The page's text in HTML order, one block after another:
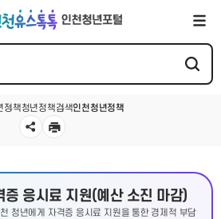
정책청년정책검색인천청년정책
증 응시료 지원(예산 소진 마감)
청년에게 자격증 응시료 지원을 통한 경제적 부담